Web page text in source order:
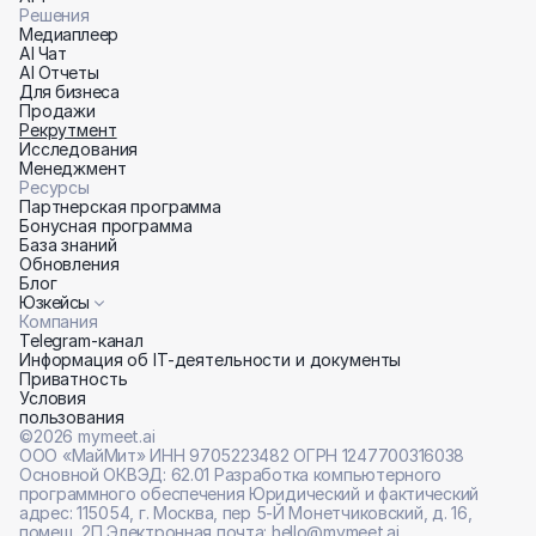
Решения
Медиаплеер
AI Чат
AI Отчеты
Для бизнеса
Продажи
Рекрутмент
Исследования
Менеджмент
Ресурсы
Партнерская программа
Бонусная программа
База знаний
Обновления
Блог
Юзкейсы
Компания
Telegram-канал
Информация об IT-деятельности и документы
Приватность
Условия
пользования
©2026 mymeet.ai
ООО «МайМит» ИНН 9705223482 ОГРН 1247700316038
Основной ОКВЭД: 62.01 Разработка компьютерного
программного обеспечения Юридический и фактический
адрес: 115054, г. Москва, пер 5-Й Монетчиковский, д. 16,
помещ. 2П Электронная почта: hello@mymeet.ai